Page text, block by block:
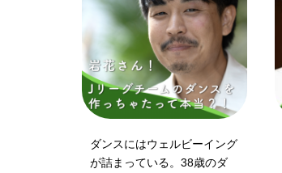
ダンスにはウェルビーイング
が詰まっている。38歳のダ